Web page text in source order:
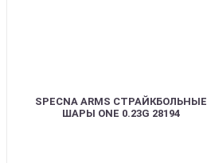
SPECNA ARMS СТРАЙКБОЛЬНЫЕ
ШАРЫ ONE 0.23G 28194